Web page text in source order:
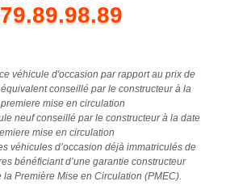
véhicule d'occasion par rapport au prix de
conseillé par le constructeur à la
mise en circulation
neuf conseillé par le constructeur à la date
mise en circulation
véhicules d’occasion déjà immatriculés de
bénéficiant d’une garantie constructeur
Première Mise en Circulation (PMEC).